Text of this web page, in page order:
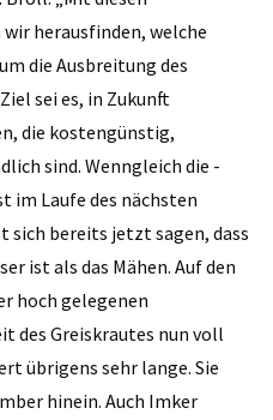
herausfinden, welche
die Ausbreitung des
sei es, in Zukunft
die kostengünstig,
sind. Wenngleich die
im Laufe des nächsten
sich bereits jetzt sagen, dass
ist als das Mähen. Auf den
hoch gelegenen
des Greiskrautes nun voll
übrigens sehr lange. Sie
hinein. Auch Imker